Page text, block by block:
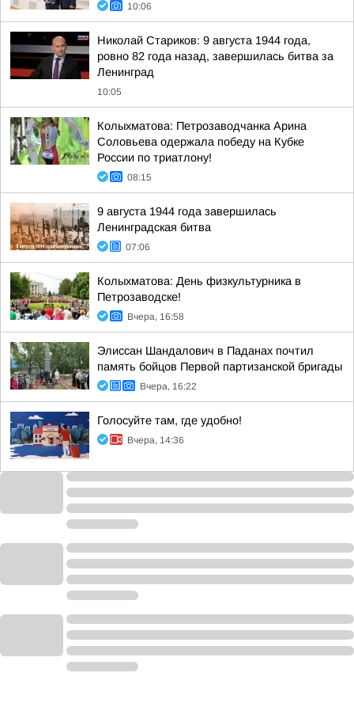
10:06
Николай Стариков: 9 августа 1944 года,
ровно 82 года назад, завершилась битва за
Ленинград
10:05
Колыхматова: Петрозаводчанка Арина
Соловьева одержала победу на Кубке
России по триатлону!
08:15
9 августа 1944 года завершилась
Ленинградская битва
07:06
Колыхматова: День физкультурника в
Петрозаводске!
Вчера, 16:58
Элиссан Шандалович в Паданах почтил
память бойцов Первой партизанской бригады
Вчера, 16:22
Голосуйте там, где удобно!
Вчера, 14:36